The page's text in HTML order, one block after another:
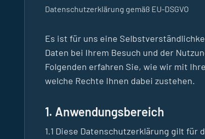
Datenschutzerklärung gemäß EU-DSGVO
Es ist für uns eine
Daten bei Ihrem Besuch und der
Folgenden erfahren Sie, wie wir mit
welche Rechte Ihnen dabei zustehen.
1. Anwendungsbereich
1.1 Diese Datenschutzerklärung gilt